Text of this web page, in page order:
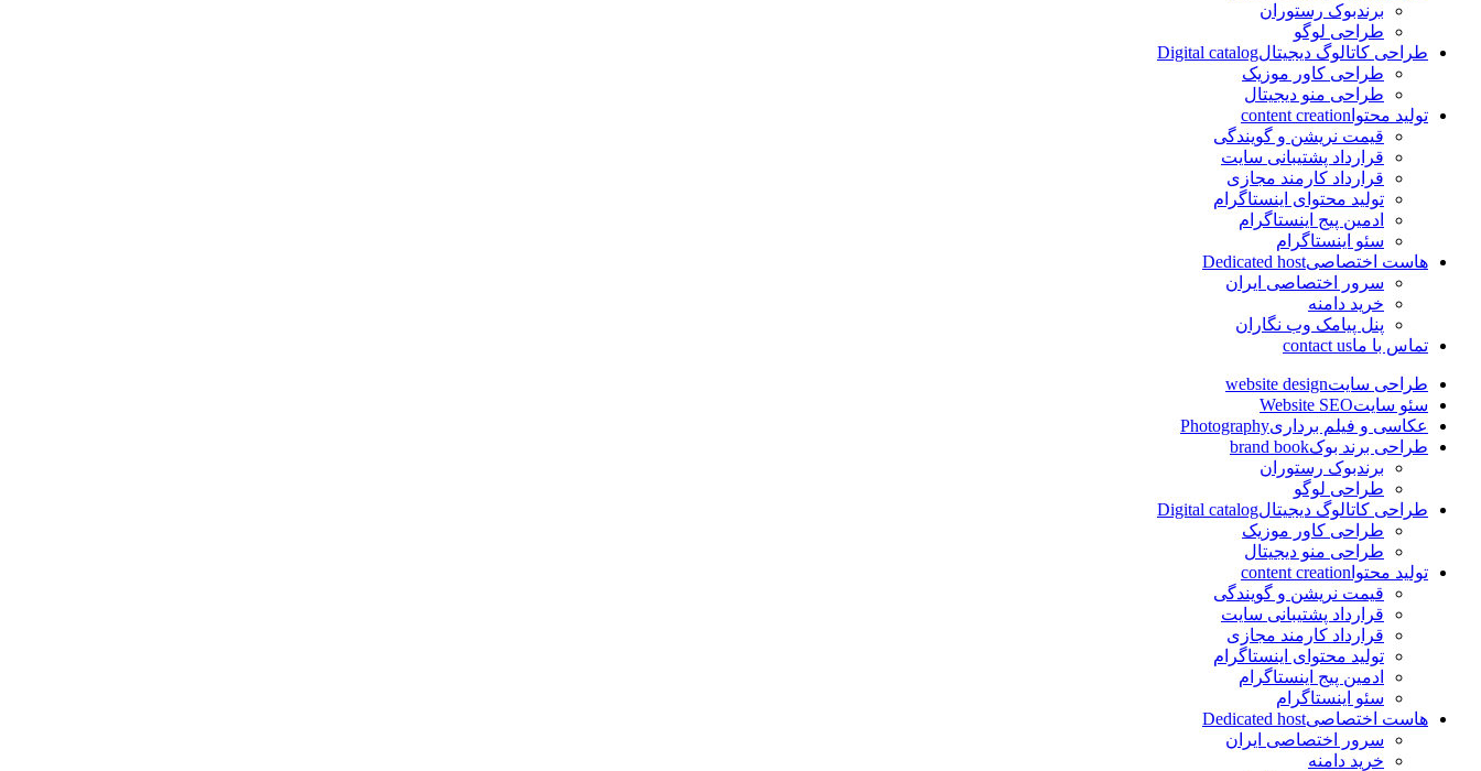
برندبوک رستوران
طراحی لوگو
طراحی کاتالوگ دیجیتالDigital catalog
طراحی کاور موزیک
طراحی منو دیجیتال
تولید محتوا content creation
قیمت نریشن و گویندگی
قرارداد پشتیبانی سایت
قرارداد کارمند مجازی
تولید محتوای اینستاگرام
ادمین پیج اینستاگرام
سئو اینستاگرام
هاست اختصاصیDedicated host
سرور اختصاصی ایران
خرید دامنه
پنل پیامک وب نگاران
تماس با ماcontact us
طراحی سایتwebsite design
سئو سایتWebsite SEO
عکاسی و فیلم برداریPhotography
طراحی برند بوکbrand book
برندبوک رستوران
طراحی لوگو
طراحی کاتالوگ دیجیتالDigital catalog
طراحی کاور موزیک
طراحی منو دیجیتال
تولید محتوا content creation
قیمت نریشن و گویندگی
قرارداد پشتیبانی سایت
قرارداد کارمند مجازی
تولید محتوای اینستاگرام
ادمین پیج اینستاگرام
سئو اینستاگرام
هاست اختصاصیDedicated host
سرور اختصاصی ایران
خرید دامنه